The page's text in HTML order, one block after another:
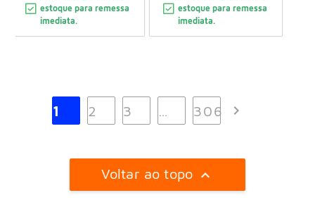
estoque para remessa
imediata.
estoque para remessa
imediata.
1 2 3 … 306 
Voltar ao topo 